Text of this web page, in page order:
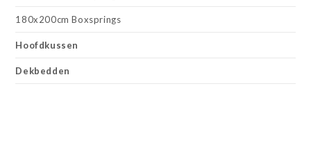
180x200cm Boxsprings
Hoofdkussen
Dekbedden